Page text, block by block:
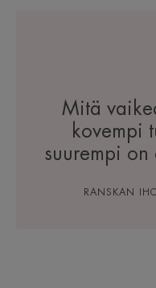
Mitä
kovempi
suurempi on
RANSKAN